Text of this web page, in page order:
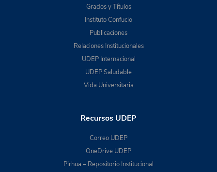
Grados y Títulos
Instituto Confucio
Publicaciones
Relaciones Institucionales
UDEP Internacional
UDEP Saludable
Vida Universitaria
Recursos UDEP
Correo UDEP
OneDrive UDEP
Pirhua – Repositorio Institucional